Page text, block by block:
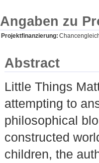
Angaben zu
Projektfinanzierung:
Abstract
Little Things
attempting to
philosophical
constructed
children, the